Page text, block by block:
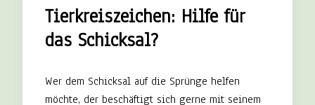
Tierkreiszeichen: Hilfe für
das Schicksal?
Wer dem Schicksal auf die Sprünge helfen
möchte, der beschäftigt sich gerne mit seinem